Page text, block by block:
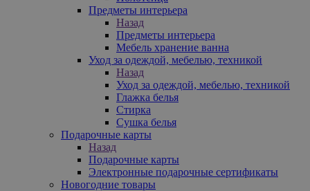
Предметы интерьера
Назад
Предметы интерьера
Мебель хранение ванна
Уход за одеждой, мебелью, техникой
Назад
Уход за одеждой, мебелью, техникой
Глажка белья
Стирка
Сушка белья
Подарочные карты
Назад
Подарочные карты
Электронные подарочные сертификаты
Новогодние товары